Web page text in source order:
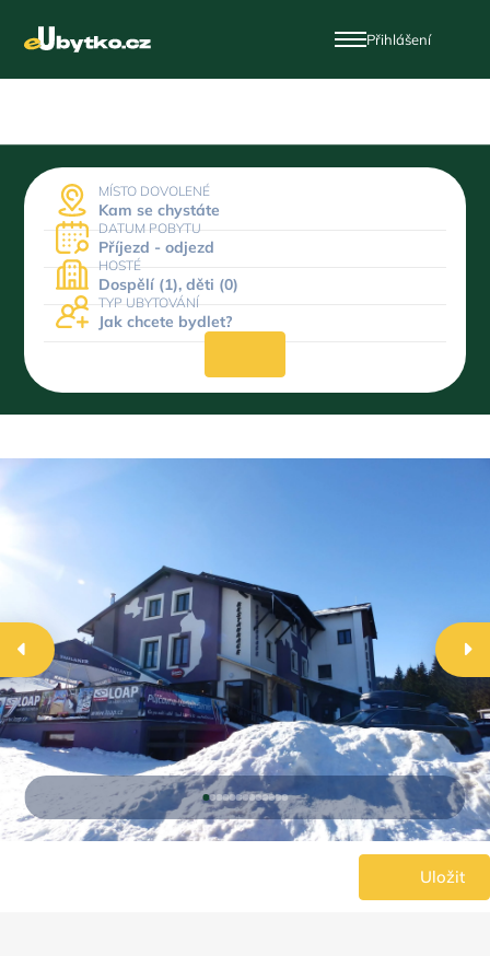
Přihlášení
MÍSTO DOVOLENÉ
Kam se chystáte
DATUM POBYTU
Příjezd - odjezd
HOSTÉ
Dospělí (1), děti (0)
TYP UBYTOVÁNÍ
Jak chcete bydlet?
Uložit